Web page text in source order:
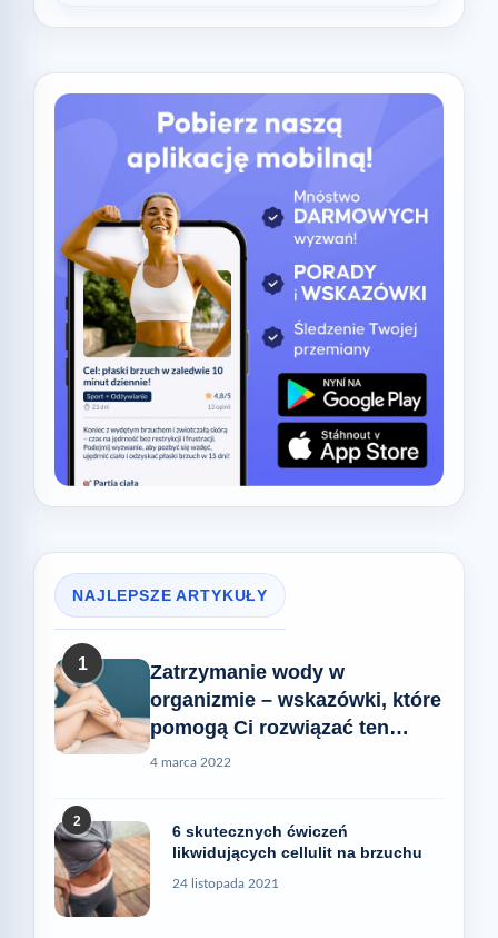
NAJLEPSZE ARTYKUŁY
1
Zatrzymanie wody w
organizmie – wskazówki, które
pomogą Ci rozwiązać ten
problem
4 marca 2022
2
6 skutecznych ćwiczeń
likwidujących cellulit na brzuchu
24 listopada 2021